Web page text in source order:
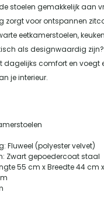
stoelen gemakkelijk aan
zorgt voor ontspannen
eetkamerstoelen,
als designwaardig zijn?
dagelijks comfort en voegt
je interieur.
Fluweel (polyester velvet)
Zwart gepoedercoat staal
55 cm x Breedte 44 cm